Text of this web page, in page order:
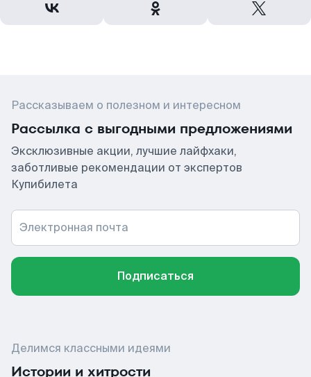
Рассказываем о полезном и интересном
Рассылка с выгодными предложениями
Эксклюзивные акции, лучшие лайфхаки,
заботливые рекомендации от экспертов
Купибилета
Электронная почта
Подписаться
Делимся классными идеями
Истории и хитрости